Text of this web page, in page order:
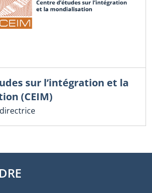
sur l’intégration et la
(CEIM)